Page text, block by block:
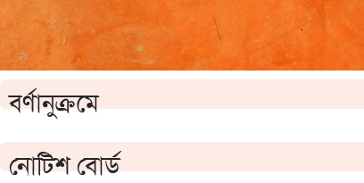
বর্ণানুক্রমে
নোটিশ বোর্ড